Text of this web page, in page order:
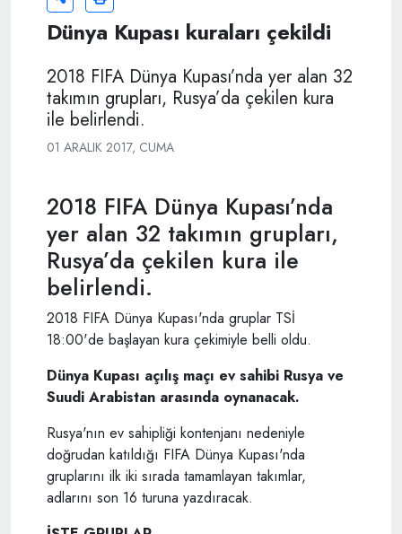
Dünya Kupası kuraları çekildi
2018 FIFA Dünya Kupası’nda yer alan 32
takımın grupları, Rusya’da çekilen kura
ile belirlendi.
01 ARALIK 2017, CUMA
2018 FIFA Dünya Kupası’nda
yer alan 32 takımın grupları,
Rusya’da çekilen kura ile
belirlendi.
2018 FIFA Dünya Kupası'nda gruplar TSİ
18:00'de başlayan kura çekimiyle belli oldu.
Dünya Kupası açılış maçı ev sahibi Rusya ve
Suudi Arabistan arasında oynanacak.
Rusya'nın ev sahipliği kontenjanı nedeniyle
doğrudan katıldığı FIFA Dünya Kupası'nda
gruplarını ilk iki sırada tamamlayan takımlar,
adlarını son 16 turuna yazdıracak.